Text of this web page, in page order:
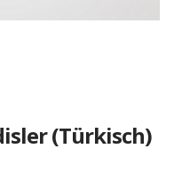
(Türkisch)